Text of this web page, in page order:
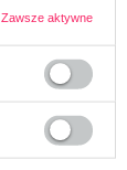
Zawsze aktywne